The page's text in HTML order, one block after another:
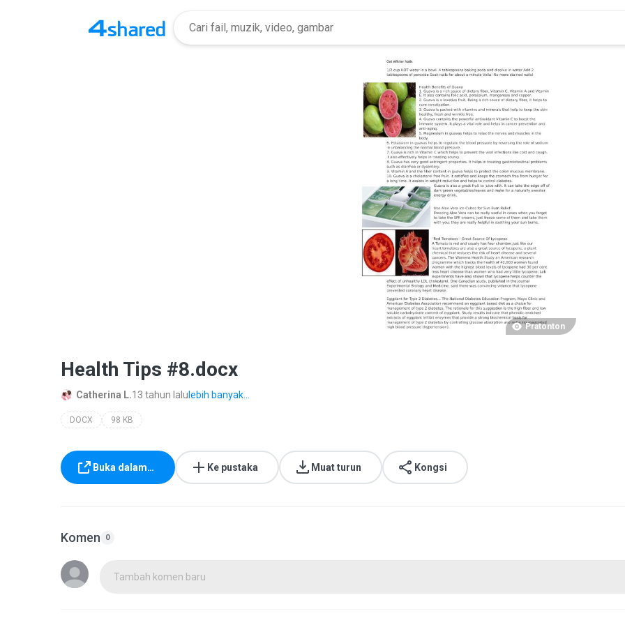
Pratonton
Health Tips #8.docx
Catherina L.13 tahun lalu lebih banyak...
DOCX 98 KB
Buka dalam… Ke pustaka Muat turun Kongsi
Komen 0
Tambah komen baru